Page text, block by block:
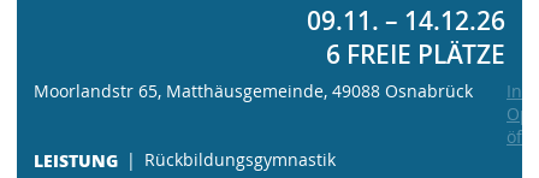
09.11. – 14.12.26
6 FREIE PLÄTZE
Moorlandstr 65, Matthäusgemeinde, 49088 Osnabrück
In
LEISTUNG
Rückbildungsgymnastik